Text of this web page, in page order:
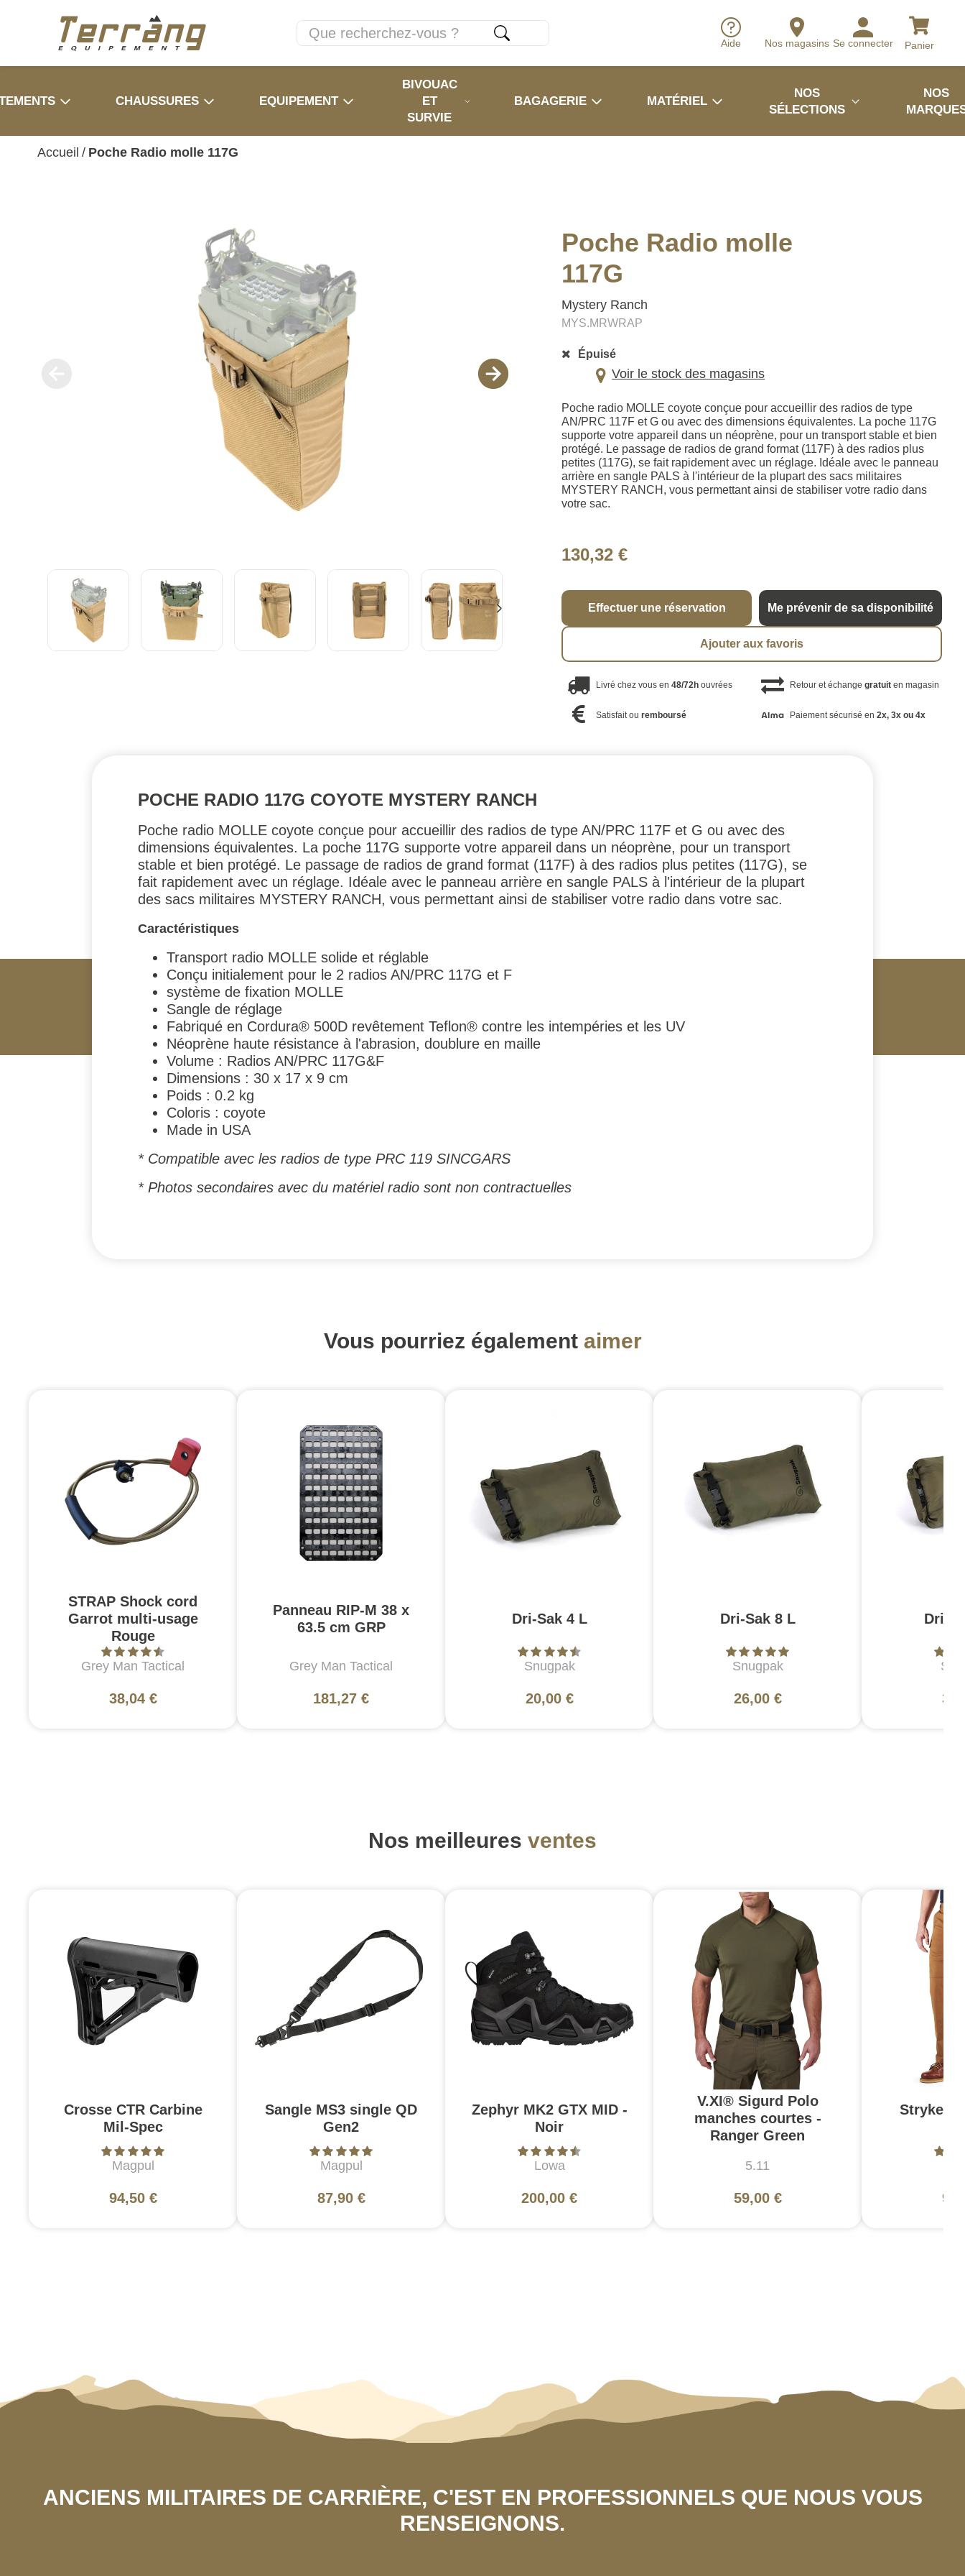
Aide Nos magasins Se connecter Panier
CHAUSSURES EQUIPEMENT
BIVOUAC
ET
SURVIE
BAGAGERIE MATÉRIEL
NOS
SÉLECTIONS
NOS
Accueil / Poche Radio molle 117G
Poche Radio molle
117G
Mystery Ranch
MYS.MRWRAP
Épuisé
Voir le stock des magasins
Poche radio MOLLE coyote conçue pour accueillir des radios de type
AN/PRC 117F et G ou avec des dimensions équivalentes. La poche 117G
supporte votre appareil dans un néoprène, pour un transport stable et bien
protégé. Le passage de radios de grand format (117F) à des radios plus
petites (117G), se fait rapidement avec un réglage. Idéale avec le panneau
arrière en sangle PALS à l'intérieur de la plupart des sacs militaires
MYSTERY RANCH, vous permettant ainsi de stabiliser votre radio dans
votre sac.
130,32 €
Effectuer une réservation Me prévenir de sa disponibilité
Ajouter aux favoris
Livré chez vous en48/72h ouvrées Retour et échange gratuiten magasin
Satisfait ouremboursé Paiement sécurisé en 2x, 3x ou 4x
POCHE RADIO 117G COYOTE MYSTERY RANCH
Poche radio MOLLE coyote conçue pour accueillir des radios de type AN/PRC 117F et G ou avec des
dimensions équivalentes. La poche 117G supporte votre appareil dans un néoprène, pour un transport
stable et bien protégé. Le passage de radios de grand format (117F) à des radios plus petites (117G), se
fait rapidement avec un réglage. Idéale avec le panneau arrière en sangle PALS à l'intérieur de la plupart
des sacs militaires MYSTERY RANCH, vous permettant ainsi de stabiliser votre radio dans votre sac.
Caractéristiques
Transport radio MOLLE solide et réglable
Conçu initialement pour le 2 radios AN/PRC 117G et F
système de fixation MOLLE
Sangle de réglage
Fabriqué en Cordura® 500D revêtement Teflon® contre les intempéries et les UV
Néoprène haute résistance à l'abrasion, doublure en maille
Volume : Radios AN/PRC 117G&F
Dimensions : 30 x 17 x 9 cm
Poids : 0.2 kg
Coloris : coyote
Made in USA
* Compatible avec les radios de type PRC 119 SINCGARS
* Photos secondaires avec du matériel radio sont non contractuelles
Vous pourriez également aimer
STRAP Shock cord
Garrot multi-usage
Rouge
Grey Man Tactical
38,04 €
Panneau RIP-M 38 x
63.5 cm GRP
Grey Man Tactical
181,27 €
Dri-Sak 4 L
Snugpak
20,00 €
Dri-Sak 8 L
Snugpak
26,00 €
Dri-
Nos meilleures ventes
Crosse CTR Carbine
Mil-Spec
Magpul
94,50 €
Sangle MS3 single QD
Gen2
Magpul
87,90 €
Zephyr MK2 GTX MID -
Noir
Lowa
200,00 €
V.XI® Sigurd Polo
manches courtes -
Ranger Green
5.11
59,00 €
Stryke
ANCIENS MILITAIRES DE CARRIÈRE, C'EST EN PROFESSIONNELS QUE NOUS VOUS
RENSEIGNONS.